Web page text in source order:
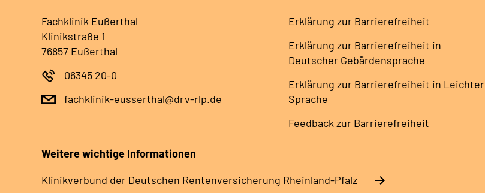
Fachklinik Eußerthal
Klinikstraße 1
76857 Eußerthal
06345 20-0
fachklinik-eusserthal@drv-rlp.de
Erklärung zur Barrierefreiheit
Erklärung zur Barrierefreiheit in
Deutscher Gebärdensprache
Erklärung zur Barrierefreiheit in Leichter
Sprache
Feedback zur Barrierefreiheit
Weitere wichtige Informationen
Klinikverbund der Deutschen Rentenversicherung Rheinland-Pfalz